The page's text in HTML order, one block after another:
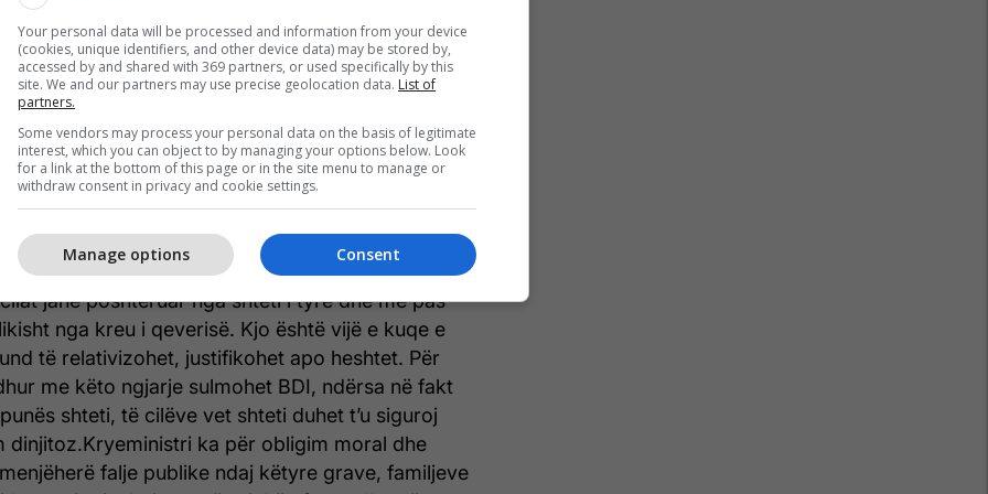
dhe torturës psikologjike.Fakti që këta
ditën e punës, janë detyruar të
u ulur në dysheme dhe duke sjellë batanije nga
shtetëror që cenon dinjitetin njerëzor dhe
ligjor, moral dhe evropian.Edhe më e rëndë
akti. Në vend që institucionet të marrin
çnjerëzore që kanë krijuar, pamjet e kësaj
publikisht për linçim moral, ndërsa
deri aty sa t’i akuzojë këto punonjës për
fjalë për gra shqiptare, për nëna, për motra dhe
janë poshtëruar nga shteti i tyre dhe më pas
nga kreu i qeverisë. Kjo është vijë e kuqe e
të relativizohet, justifikohet apo heshtet. Për
me këto ngjarje sulmohet BDI, ndërsa në fakt
shteti, të cilëve vet shteti duhet t’u siguroj
dinjitoz.Kryeministri ka për obligim moral dhe
falje publike ndaj këtyre grave, familjeve
Your personal data will be processed and information from your device
(cookies, unique identifiers, and other device data) may be stored by,
accessed by and shared with 369 partners, or used specifically by this
site. We and our partners may use precise geolocation data. List of
partners.
Some vendors may process your personal data on the basis of legitimate
interest, which you can object to by managing your options below. Look
for a link at the bottom of this page or in the site menu to manage or
withdraw consent in privacy and cookie settings.
Consent
Manage options